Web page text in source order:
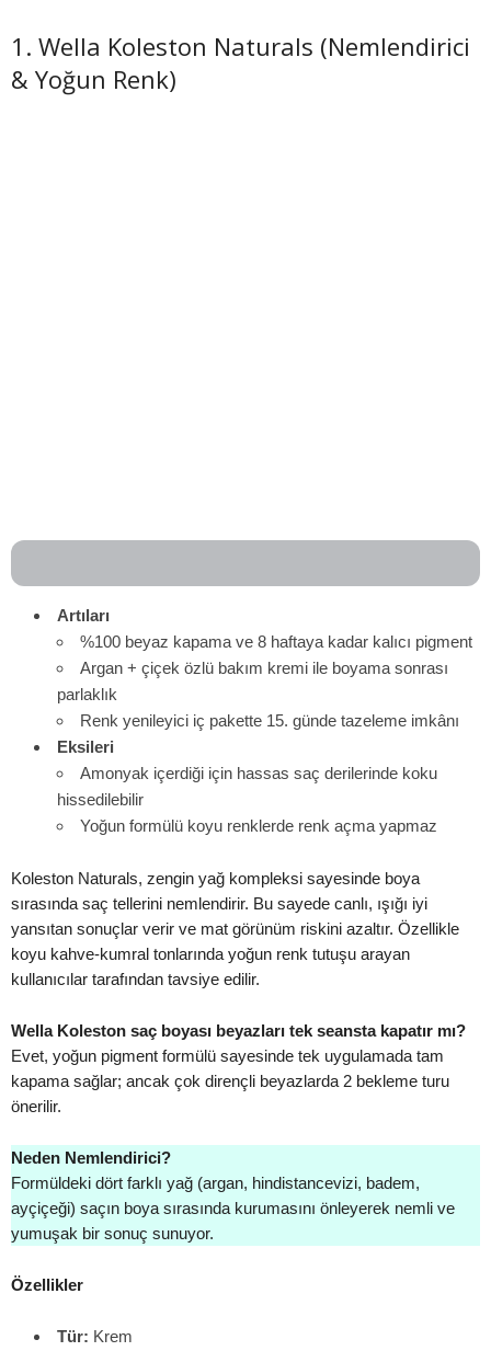
1. Wella Koleston Naturals (Nemlendirici
& Yoğun Renk)
Artıları
%100 beyaz kapama ve 8 haftaya kadar kalıcı pigment
Argan + çiçek özlü bakım kremi ile boyama sonrası
parlaklık
Renk yenileyici iç pakette 15. günde tazeleme imkânı
Eksileri
Amonyak içerdiği için hassas saç derilerinde koku
hissedilebilir
Yoğun formülü koyu renklerde renk açma yapmaz
Koleston Naturals, zengin yağ kompleksi sayesinde boya
sırasında saç tellerini nemlendirir. Bu sayede canlı, ışığı iyi
yansıtan sonuçlar verir ve mat görünüm riskini azaltır. Özellikle
koyu kahve-kumral tonlarında yoğun renk tutuşu arayan
kullanıcılar tarafından tavsiye edilir.
Wella Koleston saç boyası beyazları tek seansta kapatır mı?
Evet, yoğun pigment formülü sayesinde tek uygulamada tam
kapama sağlar; ancak çok dirençli beyazlarda 2 bekleme turu
önerilir.
Neden Nemlendirici?
Formüldeki dört farklı yağ (argan, hindistancevizi, badem,
ayçiçeği) saçın boya sırasında kurumasını önleyerek nemli ve
yumuşak bir sonuç sunuyor.
Özellikler
Tür: Krem